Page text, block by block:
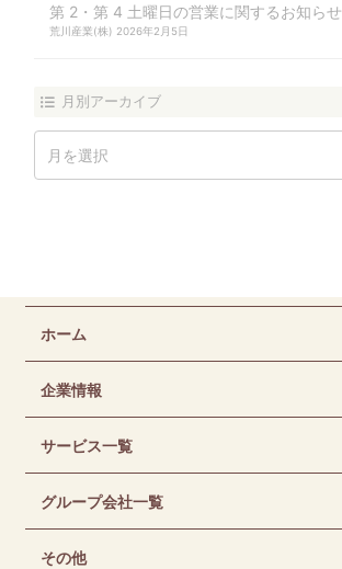
第 2・第 4 土曜日の営業に関するお知らせ
荒川産業(株) 2026年2月5日
月別アーカイブ
ホーム
企業情報
サービス一覧
グループ会社一覧
その他